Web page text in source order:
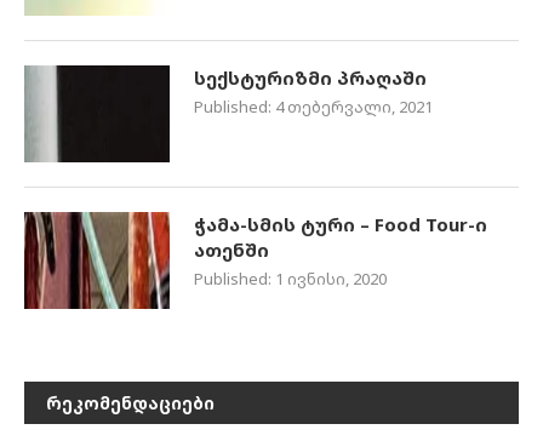
სექსტურიზმი პრაღაში
Published: 4 თებერვალი, 2021
ჭამა-სმის ტური – Food Tour-ი
ათენში
Published: 1 ივნისი, 2020
ᲠᲔᲙᲝᲛᲔᲜᲓᲐᲪᲘᲔᲑᲘ